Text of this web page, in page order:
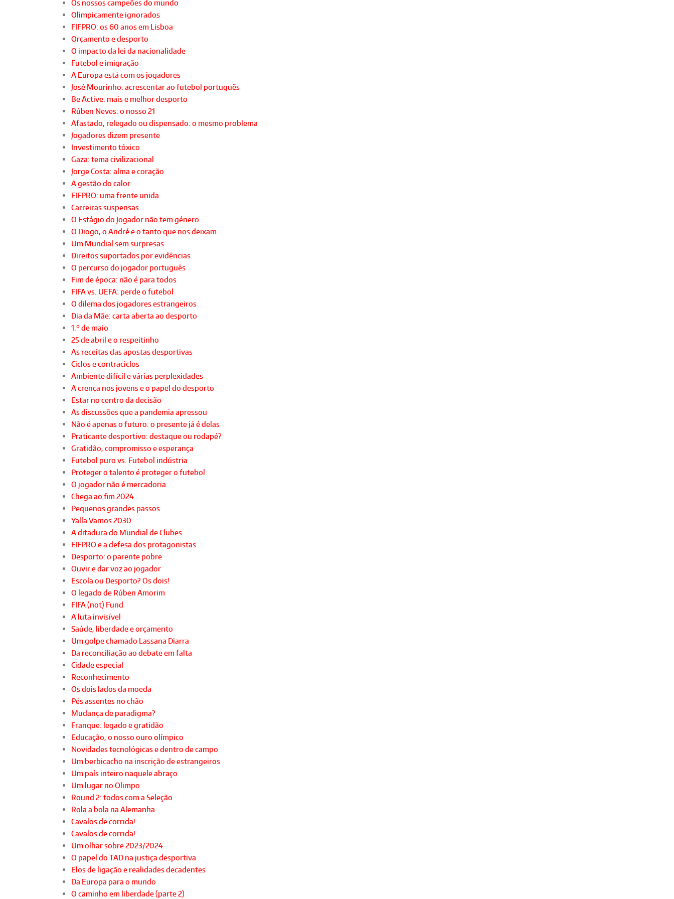
Os nossos campeões do mundo
Olimpicamente ignorados
FIFPRO: os 60 anos em Lisboa
Orçamento e desporto
O impacto da lei da nacionalidade
Futebol e imigração
A Europa está com os jogadores
José Mourinho: acrescentar ao futebol português
Be Active: mais e melhor desporto
Rúben Neves: o nosso 21
Afastado, relegado ou dispensado: o mesmo problema
Jogadores dizem presente
Investimento tóxico
Gaza: tema civilizacional
Jorge Costa: alma e coração
A gestão do calor
FIFPRO: uma frente unida
Carreiras suspensas
O Estágio do Jogador não tem género
O Diogo, o André e o tanto que nos deixam
Um Mundial sem surpresas
Direitos suportados por evidências
O percurso do jogador português
Fim de época: não é para todos
FIFA vs. UEFA: perde o futebol
O dilema dos jogadores estrangeiros
Dia da Mãe: carta aberta ao desporto
1.º de maio
25 de abril e o respeitinho
As receitas das apostas desportivas
Ciclos e contraciclos
Ambiente difícil e várias perplexidades
A crença nos jovens e o papel do desporto
Estar no centro da decisão
As discussões que a pandemia apressou
Não é apenas o futuro: o presente já é delas
Praticante desportivo: destaque ou rodapé?
Gratidão, compromisso e esperança
Futebol puro vs. Futebol indústria
Proteger o talento é proteger o futebol
O jogador não é mercadoria
Chega ao fim 2024
Pequenos grandes passos
Yalla Vamos 2030
A ditadura do Mundial de Clubes
FIFPRO e a defesa dos protagonistas
Desporto: o parente pobre
Ouvir e dar voz ao jogador
Escola ou Desporto? Os dois!
O legado de Rúben Amorim
FIFA (not) Fund
A luta invisível
Saúde, liberdade e orçamento
Um golpe chamado Lassana Diarra
Da reconciliação ao debate em falta
Cidade especial
Reconhecimento
Os dois lados da moeda
Pés assentes no chão
Mudança de paradigma?
Franque: legado e gratidão
Educação, o nosso ouro olímpico
Novidades tecnológicas e dentro de campo
Um berbicacho na inscrição de estrangeiros
Um país inteiro naquele abraço
Um lugar no Olimpo
Round 2: todos com a Seleção
Rola a bola na Alemanha
Cavalos de corrida!
Cavalos de corrida!
Um olhar sobre 2023/2024
O papel do TAD na justiça desportiva
Elos de ligação e realidades decadentes
Da Europa para o mundo
O caminho em liberdade (parte 2)